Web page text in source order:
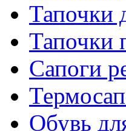
Тапочки
Тапочки
Сапоги
Обувь